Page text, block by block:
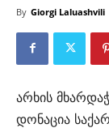
By Giorgi Laluashvili
არხის
დონაცია